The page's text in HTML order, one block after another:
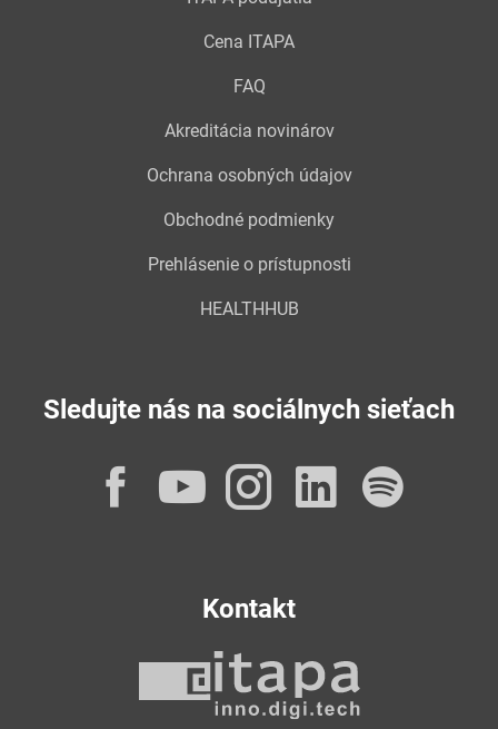
Cena ITAPA
FAQ
Akreditácia novinárov
Ochrana osobných údajov
Obchodné podmienky
Prehlásenie o prístupnosti
HEALTHHUB
Sledujte nás na sociálnych sieťach
Facebook
YouTube
Instagram
Kontakt